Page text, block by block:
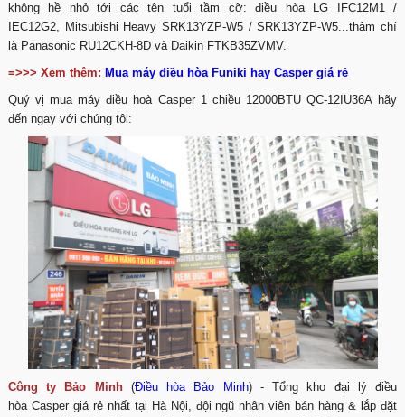
không hề nhỏ tới các tên tuổi tầm cỡ: điều hòa LG IFC12M1 /
IEC12G2, Mitsubishi Heavy SRK13YZP-W5 / SRK13YZP-W5...thậm chí
là Panasonic RU12CKH-8D và Daikin FTKB35ZVMV.
=>>> Xem thêm: Mua máy điều hòa Funiki hay Casper giá rẻ
Quý vị mua máy điều hoà Casper 1 chiều 12000BTU QC-12IU36A hãy
đến ngay với chúng tôi:
Công ty Bảo Minh(Điều hòa Bảo Minh) - Tổng kho đại lý điều
hòa Casper giá rẻ nhất tại Hà Nội, đội ngũ nhân viên bán hàng & lắp đặt